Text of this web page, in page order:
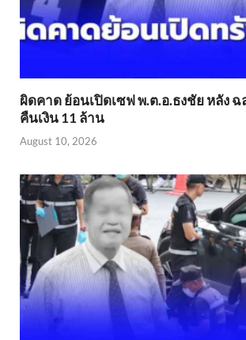
ผิดคาด ย้อนเปิดเซฟ พ.ต.อ.ธงชัย หลัง
คืนเงิน 11 ล้าน
August 10, 2026